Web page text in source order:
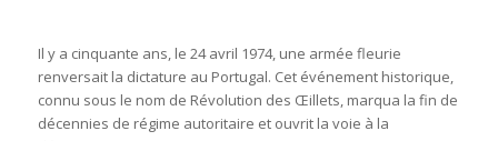
Il y a cinquante ans, le 24 avril 1974, une armée fleurie
renversait la dictature au Portugal. Cet événement historique,
connu sous le nom de Révolution des Œillets, marqua la fin de
décennies de régime autoritaire et ouvrit la voie à la